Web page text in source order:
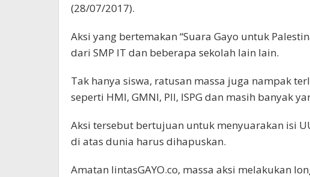
(28/07/2017).
Aksi yang bertemakan “Suara Gayo untuk
dari SMP IT dan beberapa sekolah lain lain.
Tak hanya siswa, ratusan massa juga nampak
seperti HMI, GMNI, PII, ISPG dan masih banyak
Aksi tersebut bertujuan untuk menyuarakan isi
di atas dunia harus dihapuskan.
Amatan lintasGAYO.co, massa aksi melakukan